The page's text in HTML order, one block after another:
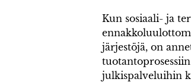
Kun sosiaali- ja
järjestöjä, on
julkispalveluihin